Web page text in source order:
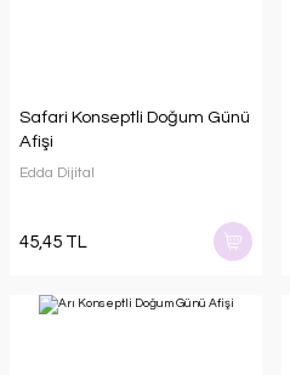
Safari Konseptli Doğum Günü
Afişi
Edda Dijital
45,45 TL